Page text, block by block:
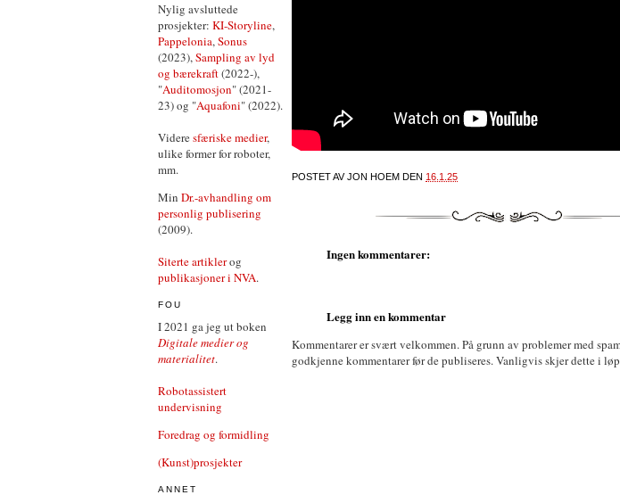
Nylig avsluttede
prosjekter: KI-Storyline,
Pappelonia,Sonus
(2023),Sampling av lyd
og bærekraft(2022-),
"Auditomosjon" (2021-
23) og "Aquafoni" (2022).
Videresfæriske medier,
ulike former for roboter,
mm.
Min Dr.-avhandling om
personlig publisering
(2009).
Siterte artiklerog
publikasjoner i NVA.
FOU
I 2021 ga jeg ut boken
Digitale medier og
materialitet.
Robotassistert
undervisning
Foredrag og formidling
(Kunst)prosjekter
ANNET
POSTET AVJON HOEM DEN 16.1.25
Ingen kommentarer:
Legg inn en kommentar
Kommentarer er svært velkommen. På grunn av problemer med
godkjenne kommentarer før de publiseres. Vanligvis skjer dette i